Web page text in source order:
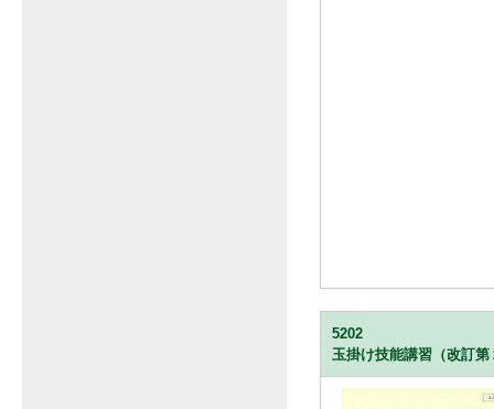
5202
玉掛け技能講習（改訂